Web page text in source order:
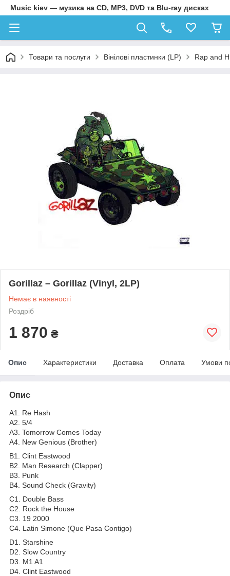
Music kiev — музика на CD, MP3, DVD та Blu-ray дисках
Товари та послуги Вінілові пластинки (LP) Rap and
Gorillaz – Gorillaz (Vinyl, 2LP)
Немає в наявності
Роздріб
1 870 ₴
Опис Характеристики Доставка Оплата Умови
Опис
A1. Re Hash
A2. 5/4
A3. Tomorrow Comes Today
A4. New Genious (Brother)
B1. Clint Eastwood
B2. Man Research (Clapper)
B3. Punk
B4. Sound Check (Gravity)
C1. Double Bass
C2. Rock the House
C3. 19 2000
C4. Latin Simone (Que Pasa Contigo)
D1. Starshine
D2. Slow Country
D3. M1 A1
D4. Clint Eastwood